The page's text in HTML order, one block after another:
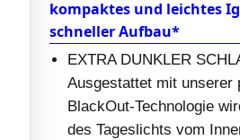
kompaktes und leichtes
schneller Aufbau*
EXTRA DUNKLER
Ausgestattet mit unserer
BlackOut-Technologie
des Tageslichts vom